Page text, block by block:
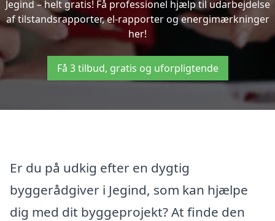
Jegind – helt gratis! Få professionel hjælp til udarbejdelse
af tilstandsrapporter, el-rapporter og energimærkninger
her!
Få 3 tilbud, gratis og uforpligtende
Er du på udkig efter en dygtig
byggerådgiver i Jegind, som kan hjælpe
dig med dit byggeprojekt? At finde den